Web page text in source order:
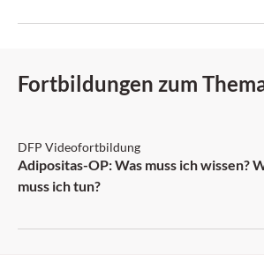
Fortbildungen zum
DFP: 2 Punkte
DFP Videofortbildung
Adipositas-OP: Was muss ich wissen?
muss ich tun?